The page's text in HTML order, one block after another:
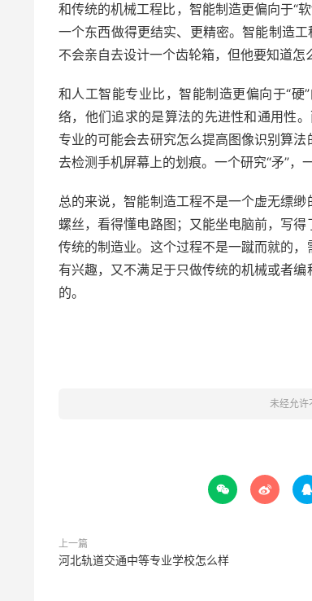
和传统的机械工程比，智能制造更偏向于“
一个东西做得更结实、更精密。智能制造
不会亲自去设计一个齿轮箱，但他要知道怎
和人工智能专业比，智能制造更偏向于“
络，他们追求的是算法的先进性和通用性
专业的可能会去研究怎么提高图像识别算
去检测手机屏幕上的划痕。一个研究“矛”，
总的来说，智能制造工程不是一个虚无缥
螺丝，看得懂电路图；又能坐电脑前，写
传统的制造业。这个过程不是一蹴而就的
有兴趣，又不满足于只做传统的机械或者
的。
未经允许
  
上一篇
河北轨道交通中等专业学校怎么样